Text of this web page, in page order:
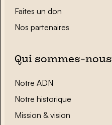
Faites un don
Nos partenaires
Qui sommes-nous
Notre ADN
Notre historique
Mission & vision